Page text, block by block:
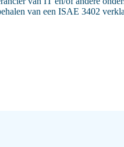
van een ISAE 3402